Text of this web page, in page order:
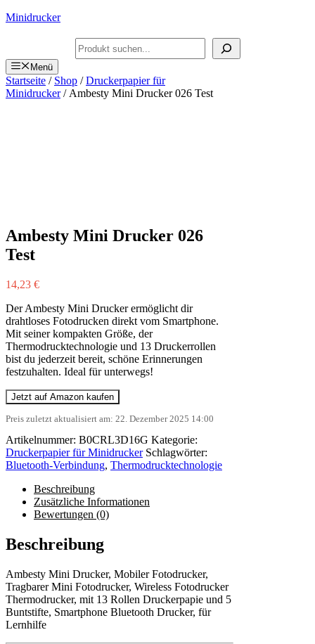
Zum
Minidrucker
Suchen
Menü
Startseite / Shop /Druckerpapier für
Minidrucker/ Ambesty Mini Drucker 026 Test
Ambesty Mini Drucker 026
Test
14,23 €
Der Ambesty Mini Drucker ermöglicht dir
drahtloses Fotodrucken direkt vom Smartphone.
Mit seiner kompakten Größe, der
Thermodrucktechnologie und 13 Druckerrollen
bist du jederzeit bereit, schöne Erinnerungen
festzuhalten. Ideal für unterwegs!
Jetzt auf Amazon kaufen
Preis zuletzt aktualisiert am: 22. Dezember 2025 14:00
Artikelnummer: B0CRL3D16G Kategorie:
Druckerpapier für Minidrucker Schlagwörter:
Bluetooth-Verbindung, Thermodrucktechnologie
Beschreibung
Zusätzliche Informationen
Bewertungen (0)
Beschreibung
Ambesty Mini Drucker, Mobiler Fotodrucker,
Tragbarer Mini Fotodrucker, Wireless Fotodrucker
Thermodrucker, mit 13 Rollen Druckerpapie und 5
Buntstifte, Smartphone Bluetooth Drucker, für
Lernhilfe